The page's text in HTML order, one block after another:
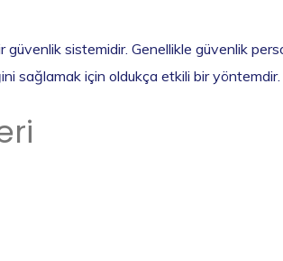
güvenlik sistemidir. Genellikle güvenlik
sağlamak için oldukça etkili bir yöntemdir.